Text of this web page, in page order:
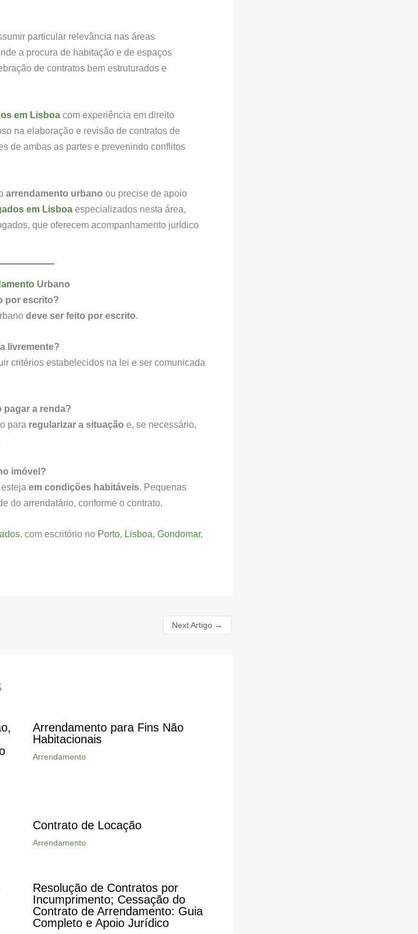
particular relevância nas áreas
a procura de habitação e de espaços
de contratos bem estruturados e
em Lisboa com experiência em direito
na elaboração e revisão de contratos de
de ambas as partes e prevenindo conflitos
arrendamento urbano ou precise de apoio
em Lisboa especializados nesta área,
que oferecem acompanhamento jurídico
Urbano
por escrito?
deve ser feito por escrito.
livremente?
critérios estabelecidos na lei e ser comunicada
pagar a renda?
para regularizar a situação e, se necessário,
imóvel?
em condições habitáveis. Pequenas
do arrendatário, conforme o contrato.
, com escritório no Porto, Lisboa, Gondomar,
Next Artigo →
Arrendamento para Fins Não
Habitacionais
Arrendamento
Contrato de Locação
Arrendamento
Resolução de Contratos por
Incumprimento; Cessação do
Contrato de Arrendamento: Guia
Completo e Apoio Jurídico